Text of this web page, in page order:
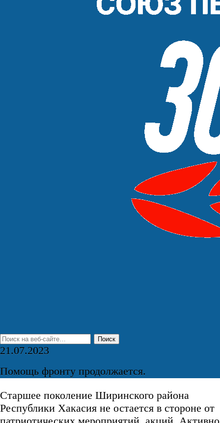
21.07.2023
Помощь фронту продолжается.
Старшее поколение Ширинского района
Республики Хакасия не остается в стороне от